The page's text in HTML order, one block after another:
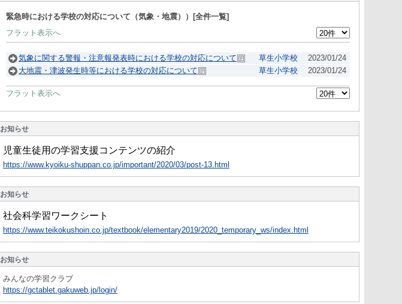
緊急時における学校の対応について（気象・地震））[全件一覧]
フラット表示へ
気象に関する警報・注意報発表時における学校の対応について 草生小学校
2023/01/24
大地震・津波発生時等における学校の対応について
草生小学校 2023/01/24
フラット表示へ
お知らせ
児童生徒用の学習支援コンテンツの紹介
https://www.kyoiku-shuppan.co.jp/important/2020/03/post-13.html
お知らせ
社会科学習ワークシート
https://www.teikokushoin.co.jp/textbook/elementary2019/2020_temporary_ws/index.html
お知らせ
みんなの学習クラブ
https://gctablet.gakuweb.jp/login/